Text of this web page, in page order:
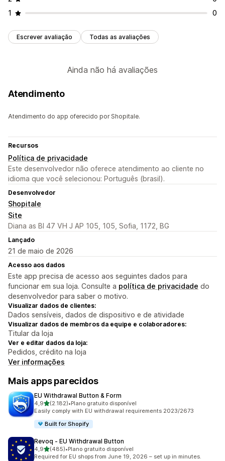
1
0
Escrever avaliação Todas as avaliações
Ainda não há avaliações
Atendimento
Atendimento do app oferecido por Shopitale.
Recursos
Política de privacidade
Este desenvolvedor não oferece atendimento ao cliente no
idioma que você selecionou: Português (brasil).
Desenvolvedor
Shopitale
Site
Diana as Bl 47 VH J AP 105, 105, Sofia, 1172, BG
Lançado
21 de maio de 2026
Acesso aos dados
Este app precisa de acesso aos seguintes dados para
funcionar em sua loja. Consulte a política de privacidade do
desenvolvedor para saber o motivo.
Visualizar dados de clientes:
Dados sensíveis, dados de dispositivo e de atividade
Visualizar dados de membros da equipe e colaboradores:
Titular da loja
Ver e editar dados da loja:
Pedidos, crédito na loja
Ver informações
Mais apps parecidos
EU Withdrawal Button & Form
4,9de 5 estrelas
(2.182)
2182 avaliações ao todo
•Plano gratuito disponível
Easily comply with EU withdrawal requirements 2023/2673
Built for Shopify
Revoq ‑ EU Withdrawal Button
4,9de 5 estrelas
(485)
485 avaliações ao todo
•Plano gratuito disponível
Required for EU shops from June 19, 2026 – set up in minutes.